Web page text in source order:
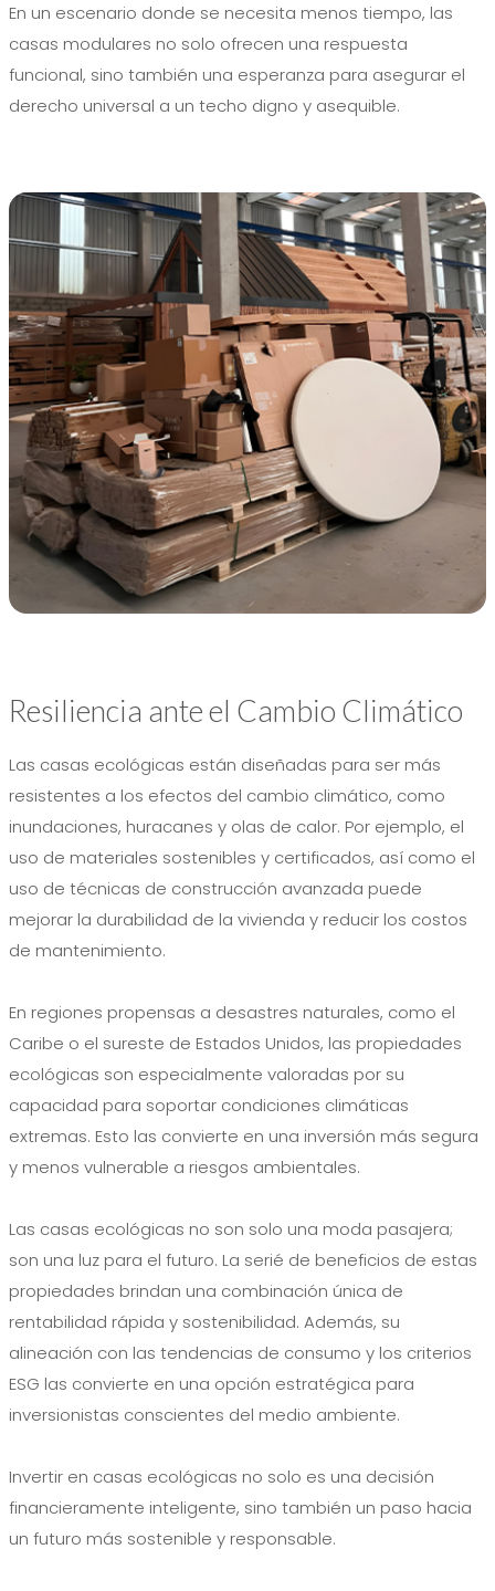
En un escenario donde se necesita menos tiempo, las
casas modulares no solo ofrecen una respuesta
funcional, sino también una esperanza para asegurar el
derecho universal a un techo digno y asequible.
Resiliencia ante el Cambio Climático
Las casas ecológicas están diseñadas para ser más
resistentes a los efectos del cambio climático, como
inundaciones, huracanes y olas de calor. Por ejemplo, el
uso de materiales sostenibles y certificados, así como el
uso de técnicas de construcción avanzada puede
mejorar la durabilidad de la vivienda y reducir los costos
de mantenimiento.
En regiones propensas a desastres naturales, como el
Caribe o el sureste de Estados Unidos, las propiedades
ecológicas son especialmente valoradas por su
capacidad para soportar condiciones climáticas
extremas. Esto las convierte en una inversión más segura
y menos vulnerable a riesgos ambientales.
Las casas ecológicas no son solo una moda pasajera;
son una luz para el futuro. La serié de beneficios de estas
propiedades brindan una combinación única de
rentabilidad rápida y sostenibilidad. Además, su
alineación con las tendencias de consumo y los criterios
ESG las convierte en una opción estratégica para
inversionistas conscientes del medio ambiente.
Invertir en casas ecológicas no solo es una decisión
financieramente inteligente, sino también un paso hacia
un futuro más sostenible y responsable.